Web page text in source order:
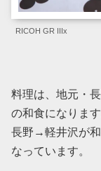
RICOH GR IIIx
料理は、地元・
の和食になります
長野→軽井沢が
なっています。